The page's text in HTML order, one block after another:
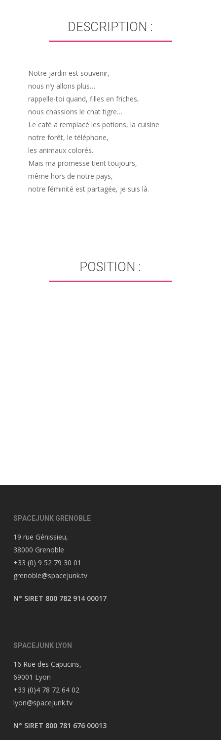
DESCRIPTION :
Notre jardin est souvenir,
nous n’y allons plus…
rappelle-toi quand, filles en friches,
nous chassions le chat tigre…
Le café a remplacé les potions, la cuisine
notre forêt, le téléphone,
les animaux colorés.
Mais ma promesse tient toujours,
même hors de notre pays,
notre féminité est partagée, je suis là.
POSITION :
SPACEJUNK GRENOBLE
19 rue Génissieu,
38000 Grenoble
+33 (0) 9 52 79 30 01
grenoble@spacejunk.tv
N° SIRET 800 782 914 00017
SPACEJUNK LYON
16 Rue des Capucins,
69001 Lyon
+33 (0)4 78 72 64 02
lyon@spacejunk.tv
N° SIRET 800 781 676 00013